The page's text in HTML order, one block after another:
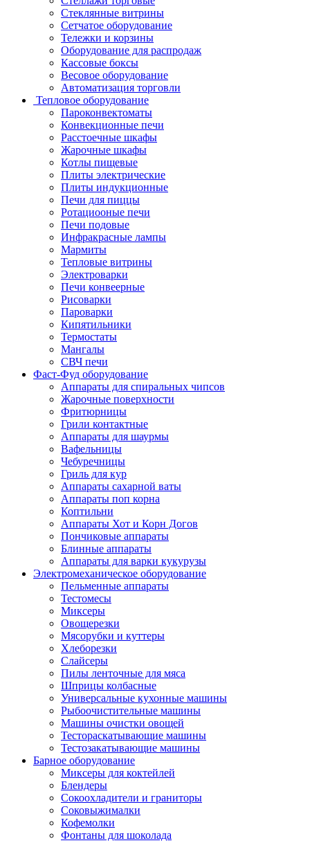
Стеклянные витрины
Сетчатое оборудование
Тележки и корзины
Оборудование для распродаж
Кассовые боксы
Весовое оборудование
Автоматизация торговли
Тепловое оборудование
Пароконвектоматы
Конвекционные печи
Расстоечные шкафы
Жарочные шкафы
Котлы пищевые
Плиты электрические
Плиты индукционные
Печи для пиццы
Ротациооные печи
Печи подовые
Инфракрасные лампы
Мармиты
Тепловые витрины
Электроварки
Печи конвеерные
Рисоварки
Пароварки
Кипятильники
Термостаты
Мангалы
СВЧ печи
Фаст-Фуд оборудование
Аппараты для спиральных чипсов
Жарочные поверхности
Фритюрницы
Грили контактные
Аппараты для шаурмы
Вафельницы
Чебуречницы
Гриль для кур
Аппараты сахарной ваты
Аппараты поп корна
Коптильни
Аппараты Хот и Корн Догов
Пончиковые аппараты
Блинные аппараты
Аппараты для варки кукурузы
Электромеханическое оборудование
Пельменные аппараты
Тестомесы
Миксеры
Овощерезки
Мясорубки и куттеры
Хлеборезки
Слайсеры
Пилы ленточные для мяса
Шприцы колбасные
Универсальные кухонные машины
Рыбоочистительные машины
Машины очистки овощей
Тестораскатывающие машины
Тестозакатывающие машины
Барное оборудование
Миксеры для коктейлей
Блендеры
Сокоохладители и граниторы
Соковыжималки
Кофемолки
Фонтаны для шоколада